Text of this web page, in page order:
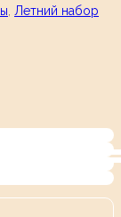
Летний набор